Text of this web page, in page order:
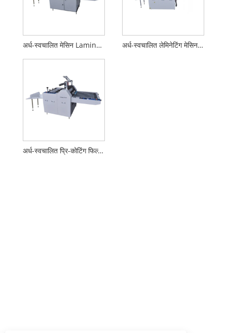
अर्ध-स्वचालित मेसिन Laminator अर्ध-स्वचालित लेमिनेटिंग मेसिन (इम्बोसिङ संग)
अर्ध-स्वचालित प्रि-कोटिंग फिल्म ल्यामिनेटिंग मेसिन